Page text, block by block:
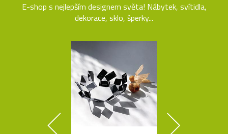
E-shop s nejlepším designem světa! Nábytek, svítidla,
dekorace, sklo, šperky...